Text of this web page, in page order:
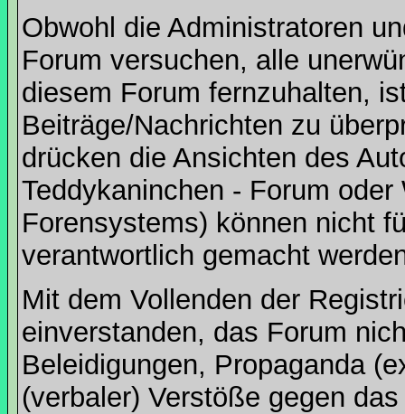
Obwohl die Administratoren
Forum versuchen, alle
diesem Forum fernzuhalten,
Beiträge/Nachrichten zu
drücken die Ansichten des
Teddykaninchen - Forum
Forensystems) können nicht
verantwortlich gemacht
Mit dem Vollenden der
einverstanden, das Forum
Beleidigungen, Propaganda
(verbaler) Verstöße gegen